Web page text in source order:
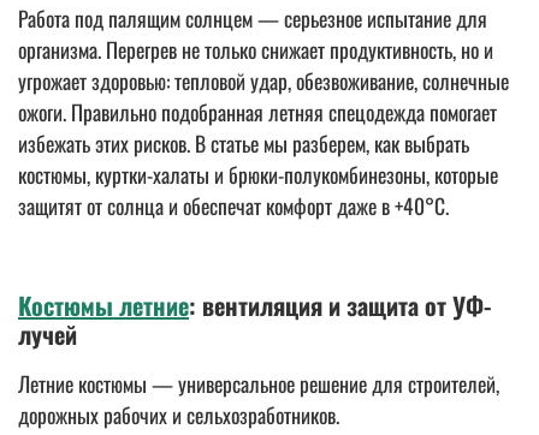
Работа под палящим солнцем — серьезное испытание для
организма. Перегрев не только снижает продуктивность, но и
угрожает здоровью: тепловой удар, обезвоживание, солнечные
ожоги. Правильно подобранная летняя спецодежда помогает
избежать этих рисков. В статье мы разберем, как выбрать
костюмы, куртки-халаты и брюки-полукомбинезоны, которые
защитят от солнца и обеспечат комфорт даже в +40°C.
Костюмы летние: вентиляция и защита от УФ-
лучей
Летние костюмы — универсальное решение для строителей,
дорожных рабочих и сельхозработников.